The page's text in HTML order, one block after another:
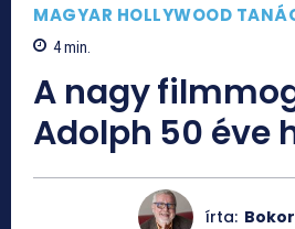
MAGYAR HOLLYWOOD
4min.
A nagy
Adolph 50 éve
írta: